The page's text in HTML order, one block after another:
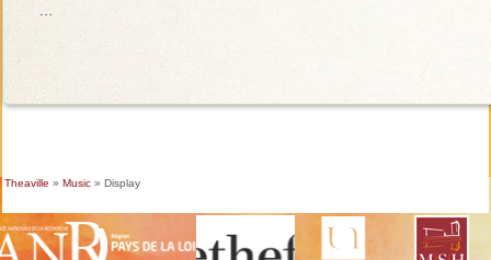
…
Theaville » Music» Display